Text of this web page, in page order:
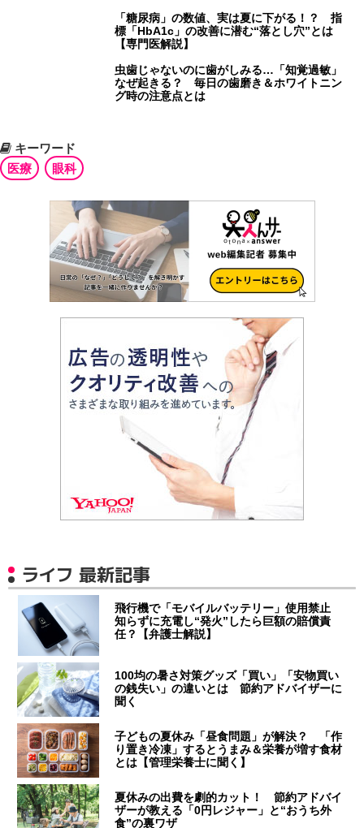
「糖尿病」の数値、実は夏に下がる！？ 指
標「HbA1c」の改善に潜む“落とし穴”とは
【専門医解説】
虫歯じゃないのに歯がしみる…「知覚過敏」
なぜ起きる？ 毎日の歯磨き＆ホワイトニン
グ時の注意点とは
キーワード
医療
眼科
ライフ 最新記事
飛行機で「モバイルバッテリー」使用禁止
知らずに充電し“発火”したら巨額の賠償責
任？【弁護士解説】
100均の暑さ対策グッズ「買い」「安物買い
の銭失い」の違いとは 節約アドバイザーに
聞く
子どもの夏休み「昼食問題」が解決？ 「作
り置き冷凍」するとうまみ＆栄養が増す食材
とは【管理栄養士に聞く】
夏休みの出費を劇的カット！ 節約アドバイ
ザーが教える「0円レジャー」と“おうち外
食”の裏ワザ